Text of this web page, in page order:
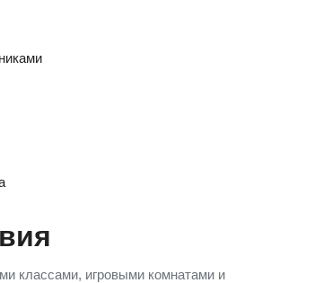
классами, игровыми комнатами и